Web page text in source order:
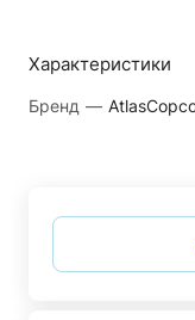
Характеристики
Бренд —